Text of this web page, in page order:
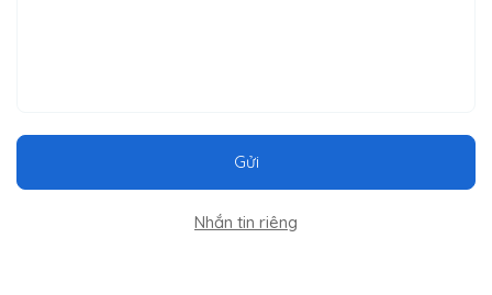
Gửi
Nhắn tin riêng